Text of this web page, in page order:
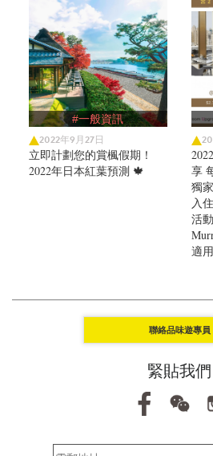
#一般資訊
2022年9月27日
立即計劃您的賞楓假期！
2022年日本紅葉預測 🍁
享
獨
入
活
適
聯絡品味遊專員
緊貼我們